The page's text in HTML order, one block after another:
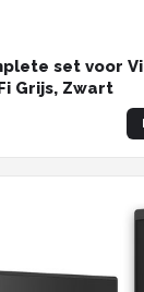
set voor
Grijs, Zwart